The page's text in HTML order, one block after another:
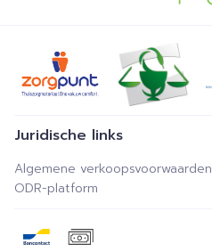
Juridische links
Algemene verkoopsvoorwaarden
ODR-platform